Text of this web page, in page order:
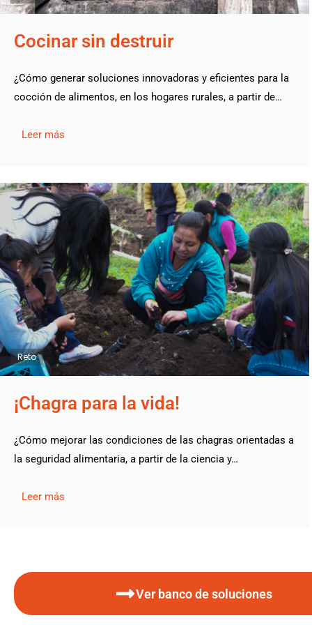
Cocinar sin destruir
¿Cómo generar soluciones innovadoras y eficientes para la
cocción de alimentos, en los hogares rurales, a partir de…
Leer más
Reto
¡Chagra para la vida!
¿Cómo mejorar las condiciones de las chagras orientadas a
la seguridad alimentaria, a partir de la ciencia y…
Leer más
Ver banco de soluciones